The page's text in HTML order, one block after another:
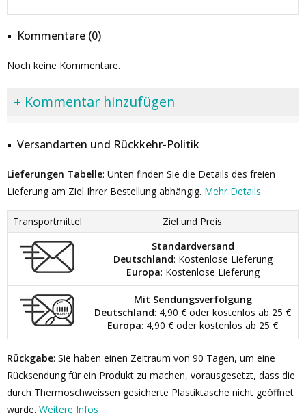
Kommentare (0)
Noch keine Kommentare.
+ Kommentar hinzufügen
Versandarten und Rückkehr-Politik
Lieferungen Tabelle: Unten finden Sie die Details des freien
Lieferung am Ziel Ihrer Bestellung abhängig. Mehr Details
Transportmittel
Ziel und Preis
Standardversand
Deutschland: Kostenlose Lieferung
Europa: Kostenlose Lieferung
Mit Sendungsverfolgung
Deutschland: 4,90 € oder kostenlos ab 25 €
Europa: 4,90 € oder kostenlos ab 25 €
Rückgabe: Sie haben einen Zeitraum von 90 Tagen, um eine
Rücksendung für ein Produkt zu machen, vorausgesetzt, dass die
durch Thermoschweissen gesicherte Plastiktasche nicht geöffnet
wurde. Weitere Infos